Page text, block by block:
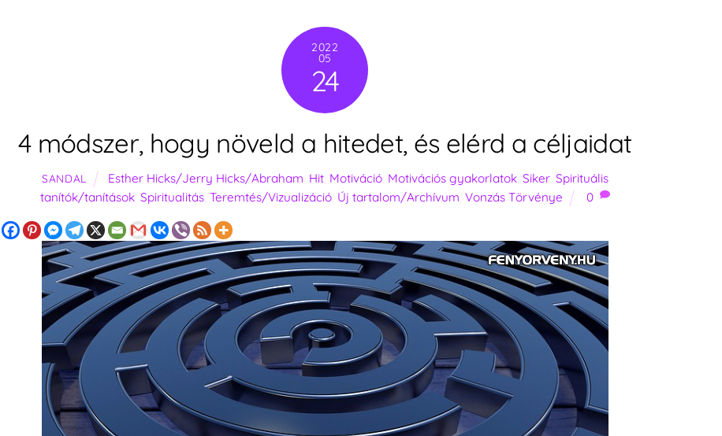
2022
05
24
4 módszer, hogy növeld a hitedet, és elérd a céljaidat
SANDAL Esther Hicks/Jerry Hicks/Abraham Hit, Motiváció, Motivációs gyakorlatok, Siker, Spirituális
tanítók/tanítások, Spiritualitás, Teremtés/Vizualizáció, Új tartalom/Archívum Vonzás Törvénye 0